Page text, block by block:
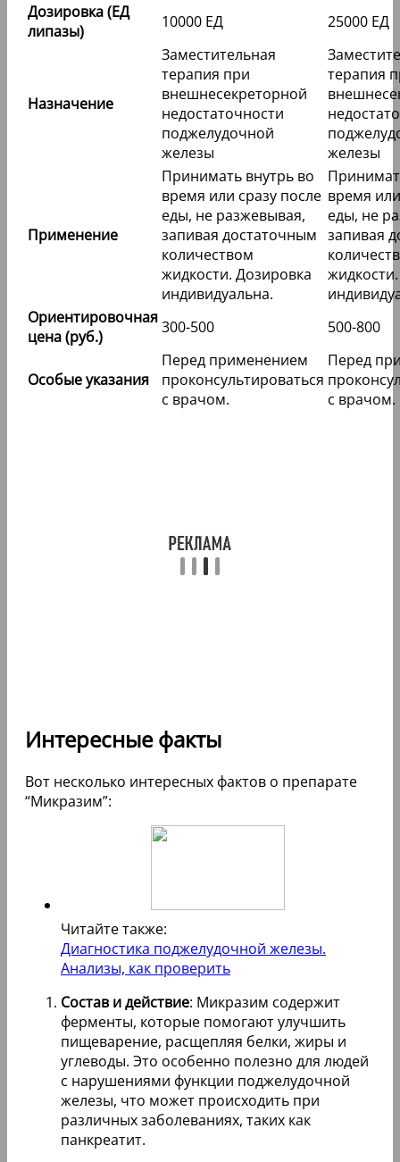
Дозировка (ЕД
липазы)
10000 ЕД 25000 ЕД
Назначение
Заместительная
терапия при
внешнесекреторной
недостаточности
поджелудочной
железы
терапия
железы
Применение
Принимать внутрь во
время или сразу после
еды, не разжевывая,
запивая достаточным
количеством
жидкости. Дозировка
индивидуальна.
время
еды, не
запивая
Ориентировочная
цена (руб.)
300-500 500-800
Особые указания
Перед применением
проконсультироваться
с врачом.
Перед
с врачом.
Интересные факты
Вот несколько интересных фактов о препарате
“Микразим”:
Читайте также:
Диагностика поджелудочной железы.
Анализы, как проверить
Состав и действие: Микразим содержит
ферменты, которые помогают улучшить
пищеварение, расщепляя белки, жиры и
углеводы. Это особенно полезно для людей
с нарушениями функции поджелудочной
железы, что может происходить при
различных заболеваниях, таких как
панкреатит.